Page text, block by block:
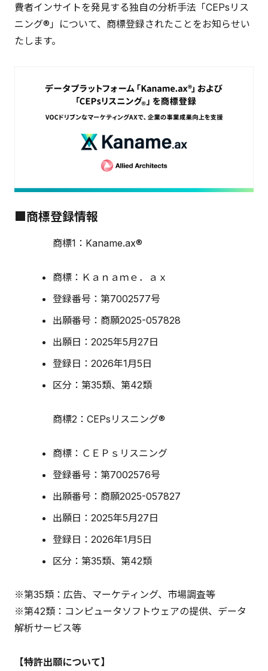
費者インサイトを発見する独自の分析手法「CEPsリス
ニング®」について、商標登録されたことをお知らせい
たします。
■商標登録情報
商標1：Kaname.ax®
商標：Ｋａｎａｍｅ．ａｘ
登録番号：第7002577号
出願番号：商願2025-057828
出願日：2025年5月27日
登録日：2026年1月5日
区分：第35類、第42類
商標2：CEPsリスニング®
商標：ＣＥＰｓリスニング
登録番号：第7002576号
出願番号：商願2025-057827
出願日：2025年5月27日
登録日：2026年1月5日
区分：第35類、第42類
※第35類：広告、マーケティング、市場調査等
※第42類：コンピュータソフトウェアの提供、データ
解析サービス等
【特許出願について】